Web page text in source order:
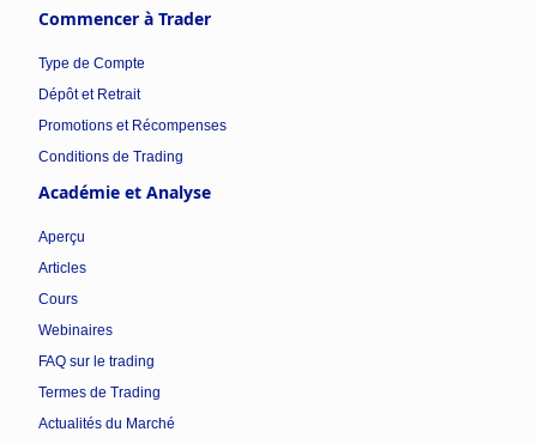
Commencer à Trader
Type de Compte
Dépôt et Retrait
Promotions et Récompenses
Conditions de Trading
Académie et Analyse
Aperçu
Articles
Cours
Webinaires
FAQ sur le trading
Termes de Trading
Actualités du Marché